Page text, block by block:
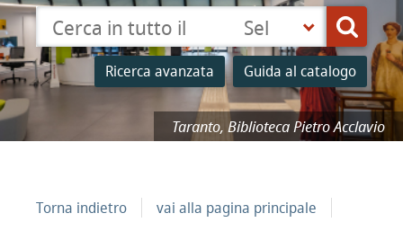
Acclavio Taranto, Biblioteca
Cerca su "Catalogo"
Cerca
Ricerca avanzata Guida al catalogo
Seleziona
la
tua
biblioteca
Torna indietro vai alla pagina principale